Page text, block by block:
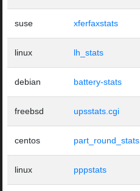
suse xferfaxstats
linux lh_stats
debian battery-stats
freebsd upsstats.cgi
centos part_round_stats
linux pppstats